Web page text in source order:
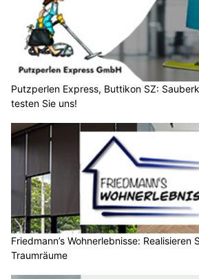
Putzperlen Express, Buttikon SZ:
testen Sie uns!
Friedmann’s Wohnerlebnisse: Realisieren
Traumräume